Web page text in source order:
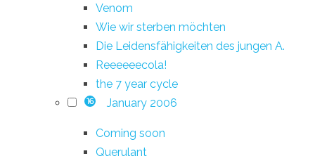
Venom
Wie wir sterben möchten
Die Leidensfähigkeiten des jungen A.
Reeeeeecola!
the 7 year cycle
16 January 2006
Coming soon
Querulant